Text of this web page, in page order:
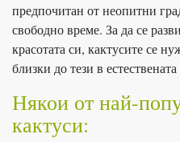
предпочитан от неопитни
свободно време. За да се
красотата си, кактусите се
близки до тези в
Някои от най-
кактуси: